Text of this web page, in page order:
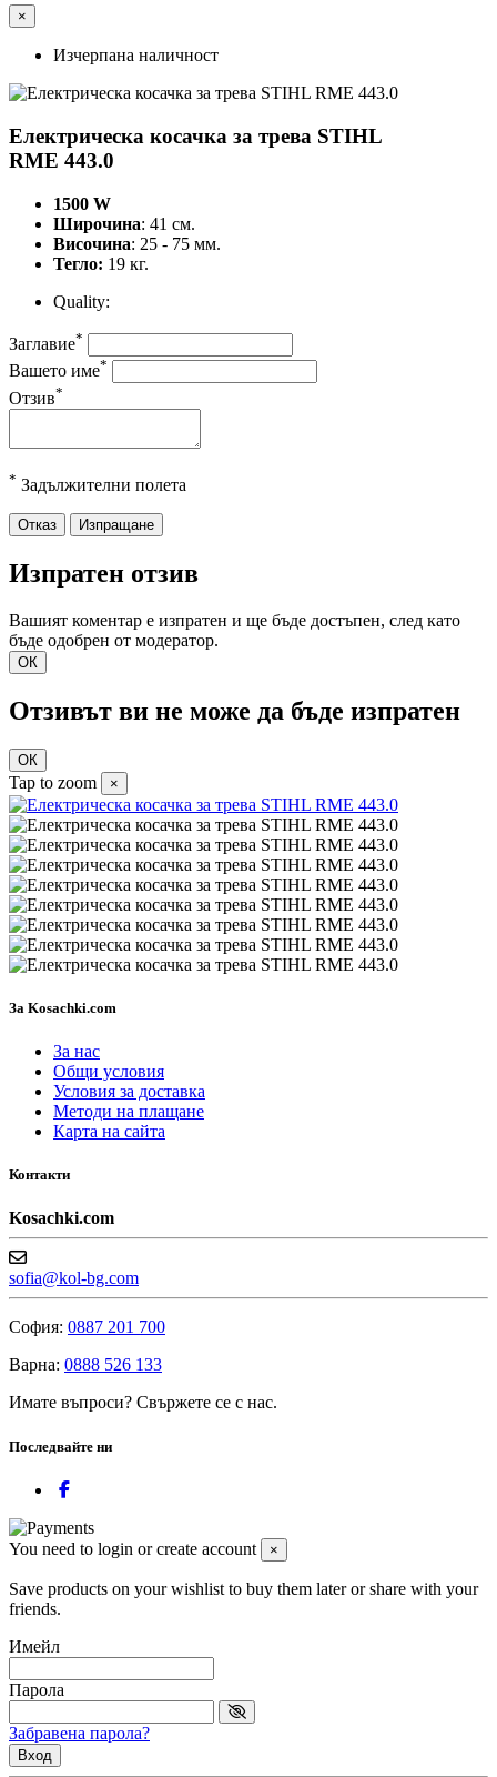
×
Изчерпана наличност
Електрическа косачка за трева STIHL
RME 443.0
1500 W
Широчина: 41 см.
Височина: 25 - 75 мм.
Тегло: 19 кг.
Quality:
Заглавие*
Вашето име*
Отзив*
* Задължителни полета
Отказ Изпращане
Изпратен отзив
Вашият коментар е изпратен и ще бъде достъпен, след като
бъде одобрен от модератор.
ОК
Отзивът ви не може да бъде изпратен
ОК
Tap to zoom ×
За Kosachki.com
За нас
Общи условия
Условия за доставка
Методи на плащане
Карта на сайта
Контакти
Kosachki.com
sofia@kol-bg.com
София: 0887 201 700
Варна: 0888 526 133
Имате въпроси? Свържете се с нас.
Последвайте ни
You need to login or create account ×
Save products on your wishlist to buy them later or share with your
friends.
Имейл
Парола
Забравена парола?
Вход